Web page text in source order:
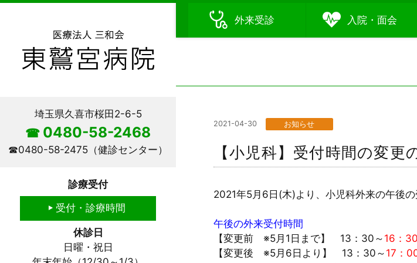
埼玉県久喜市桜田2-6-5
☎ 0480-58-2468
☎0480-58-2475 （健診センター）
診療受付
受付・診療時間
休診日
日曜・祝日
外来受診 入院 ・面会
2021-04-30 お知らせ
【小児科】受付時間の変更
2021年5月6日(木)より、小児科外来の午後の
午後の外来受付時間
【変更前 ※5月1日まで】 13：30～ 16：30
【変更後 ※5月6日より】 13：30～ 17：